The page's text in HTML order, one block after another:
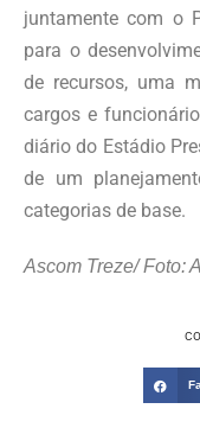
juntamente com o
para o
de recursos, uma
cargos e
diário do Estádio
de um
categorias de base.
Ascom Treze/ Foto: